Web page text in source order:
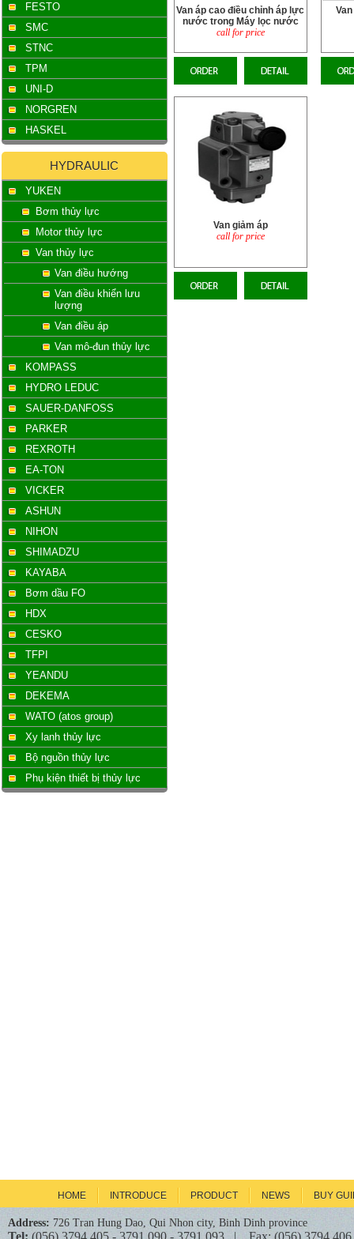
FESTO
SMC
STNC
TPM
UNI-D
NORGREN
HASKEL
HYDRAULIC
YUKEN
Bơm thủy lực
Motor thủy lực
Van thủy lực
Van điều hướng
Van điều khiển lưu
lượng
Van điều áp
Van mô-đun thủy lực
KOMPASS
HYDRO LEDUC
SAUER-DANFOSS
PARKER
REXROTH
EA-TON
VICKER
ASHUN
NIHON
SHIMADZU
KAYABA
Bơm dầu FO
HDX
CESKO
TFPI
YEANDU
DEKEMA
WATO (atos group)
Xy lanh thủy lực
Bộ nguồn thủy lực
Phụ kiện thiết bị thủy lực
Van áp cao điều chỉnh áp lực
nước trong Máy lọc nước
call for price
Van giảm áp
call for price
HOME INTRODUCE PRODUCT NEWS BUY
Address: 726 Tran Hung Dao, Qui Nhon city, Binh Dinh province
Tel: (056) 3794 405 - 3791 090 - 3791 093 | Fax: (056) 3794 406